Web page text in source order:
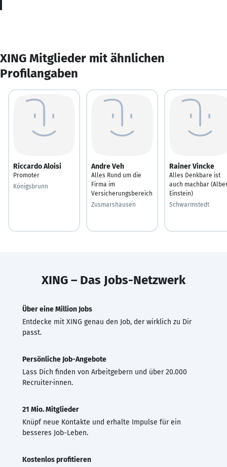
XING Mitglieder mit ähnlichen
Profilangaben
Riccardo Aloisi
Promoter
Königsbrunn
Andre Veh
Alles Rund um die
Firma im
Versicherungsbereich
Zusmarshausen
Rainer Vincke
Alles Denkbare ist
auch machbar
Einstein)
Schwarmstedt
XING – Das Jobs-Netzwerk
Über eine Million Jobs
Entdecke mit XING genau den Job, der wirklich zu Dir
passt.
Persönliche Job-Angebote
Lass Dich finden von Arbeitgebern und über 20.000
Recruiter·innen.
21 Mio. Mitglieder
Knüpf neue Kontakte und erhalte Impulse für ein
besseres Job-Leben.
Kostenlos profitieren